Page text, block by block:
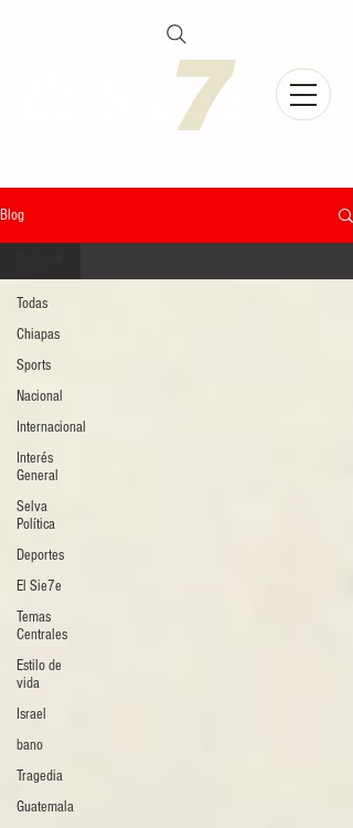
Blog
Todas
Chiapas
Sports
Nacional
Internacional
Interés
General
Selva
Política
Deportes
El Sie7e
Temas
Centrales
Estilo de
vida
Israel
bano
Tragedia
Guatemala